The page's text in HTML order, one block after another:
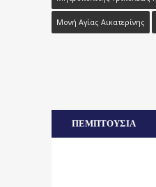
Μονή Αγίας Αικατερίνης
ΠΕΜΠΤΟΥΣΙΑ